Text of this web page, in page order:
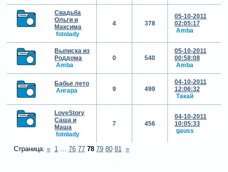
Свадьба
Ольги и
Максима
fotolady
4 378
05-10-2011
02:05:17
Amba
Выписка из
Роддома
Amba
0 540
05-10-2011
00:58:08
Amba
Бабье лето
Ангара
9 499
04-10-2011
12:06:32
Такай
LoveStory
Саша и
Маша
fotolady
7 456
04-10-2011
10:05:33
gauss
Страница: « 1 … 76 77 78 79 80 81 »